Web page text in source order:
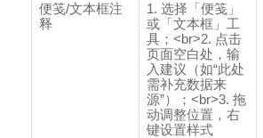
便笺/文本框注
释
1.选择「便笺」
或「文本框」工
具；<br>2. 点击
页面空白处，输
入建议（如“此处
需补充数据来
源”）；<br>3.拖
动调整位置，右
键设置样式